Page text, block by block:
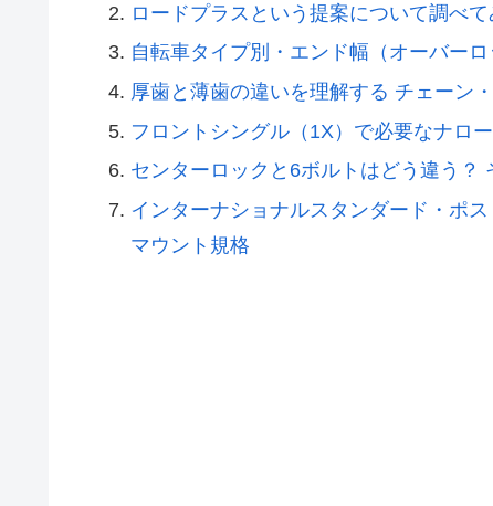
ロードプラスという提案について調べて
自転車タイプ別・エンド幅（オーバー
厚歯と薄歯の違いを理解する チェーン
フロントシングル（1X）で必要なナロ
センターロックと6ボルトはどう違う？
インターナショナルスタンダード・ポ
マウント規格